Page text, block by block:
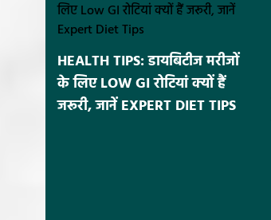
HEALTH TIPS: डायबिटीज मरीजों
के लिए LOW GI रोटियां क्यों हैं
जरूरी, जानें EXPERT DIET TIPS